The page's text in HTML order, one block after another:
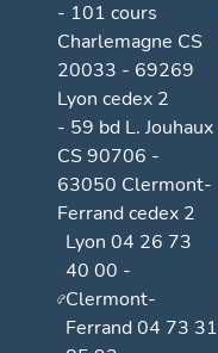
- 101 cours
Charlemagne CS
20033 - 69269
Lyon cedex 2
- 59 bd L. Jouhaux
CS 90706 -
63050 Clermont-
Ferrand cedex 2
Lyon 04 26 73
40 00 -
Clermont-
Ferrand 04 73 31